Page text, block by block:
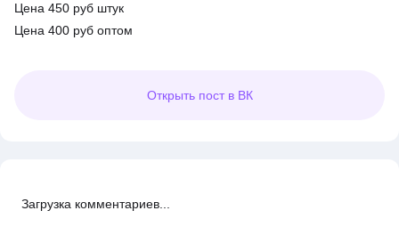
Цена 450 руб штук
Цена 400 руб оптом
Открыть пост в ВК
Загрузка комментариев...